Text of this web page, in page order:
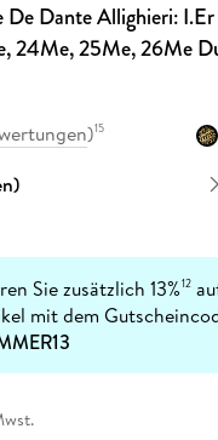
De Dante Allighieri:
24Me, 25Me, 26Me
)15
Sie zusätzlich 13%12
mit dem